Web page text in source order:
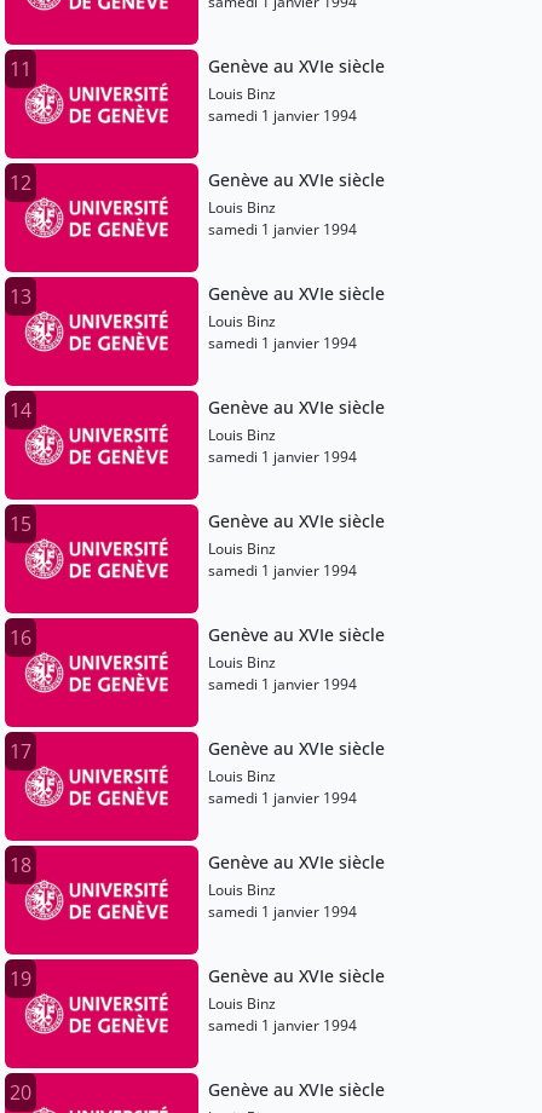
11 Genève au XVIe siècle
Louis Binz
samedi 1 janvier 1994
12 Genève au XVIe siècle
Louis Binz
samedi 1 janvier 1994
13 Genève au XVIe siècle
Louis Binz
samedi 1 janvier 1994
14 Genève au XVIe siècle
Louis Binz
samedi 1 janvier 1994
15 Genève au XVIe siècle
Louis Binz
samedi 1 janvier 1994
16 Genève au XVIe siècle
Louis Binz
samedi 1 janvier 1994
17 Genève au XVIe siècle
Louis Binz
samedi 1 janvier 1994
18 Genève au XVIe siècle
Louis Binz
samedi 1 janvier 1994
19 Genève au XVIe siècle
Louis Binz
samedi 1 janvier 1994
20 Genève au XVIe siècle